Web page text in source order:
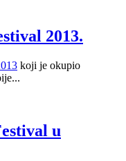
2013.
koji je okupio
u